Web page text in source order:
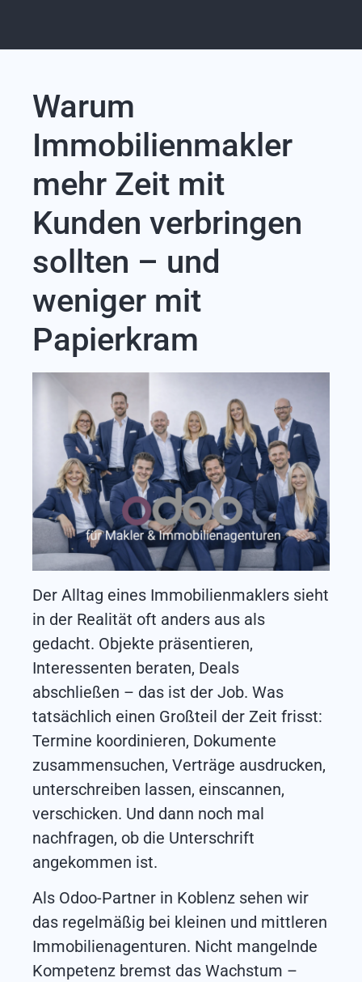
Warum
Immobilienmakler
mehr Zeit mit
Kunden verbringen
sollten – und
weniger mit
Papierkram
Der Alltag eines Immobilienmaklers sieht
in der Realität oft anders aus als
gedacht. Objekte präsentieren,
Interessenten beraten, Deals
abschließen – das ist der Job. Was
tatsächlich einen Großteil der Zeit frisst:
Termine koordinieren, Dokumente
zusammensuchen, Verträge ausdrucken,
unterschreiben lassen, einscannen,
verschicken. Und dann noch mal
nachfragen, ob die Unterschrift
angekommen ist.
Als Odoo-Partner in Koblenz sehen wir
das regelmäßig bei kleinen und mittleren
Immobilienagenturen. Nicht mangelnde
Kompetenz bremst das Wachstum –